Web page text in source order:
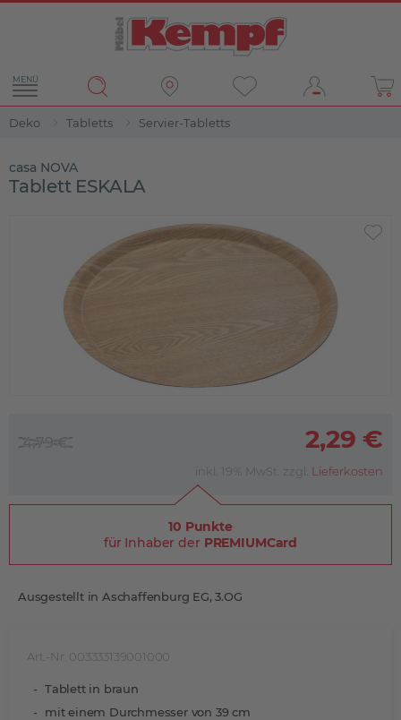
MENÜ
Deko Tabletts Servier-Tabletts
casa NOVA
Tablett ESKALA
Art.-Nr. 003333139001000
Tablett in braun
mit einem Durchmesser von 39 cm
2,29 €
inkl. 19% MwSt. zzgl. Lieferkosten
10 Punkte
für Inhaber der PREMIUMCard
Ausgestellt in Aschaffenburg EG, 3.OG